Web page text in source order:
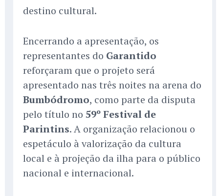
destino cultural.
Encerrando a apresentação, os
representantes do Garantido
reforçaram que o projeto será
apresentado nas três noites na arena do
Bumbódromo, como parte da disputa
pelo título no 59º Festival de
Parintins. A organização relacionou o
espetáculo à valorização da cultura
local e à projeção da ilha para o público
nacional e internacional.